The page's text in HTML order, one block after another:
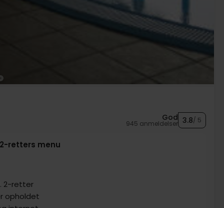
God
945 anmeldelser 3.8/ 5
retters menu
2-retter
opholdet